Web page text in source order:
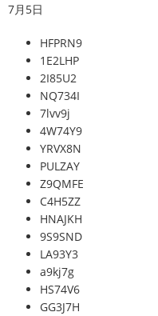
7月5日
HFPRN9
1E2LHP
2I85U2
NQ734I
7lvv9j
4W74Y9
YRVX8N
PULZAY
Z9QMFE
C4H5ZZ
HNAJKH
9S9SND
LA93Y3
a9kj7g
HS74V6
GG3J7H